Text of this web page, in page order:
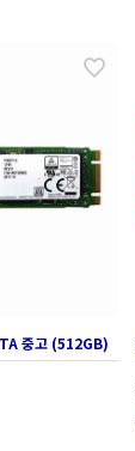
중고 (512GB)